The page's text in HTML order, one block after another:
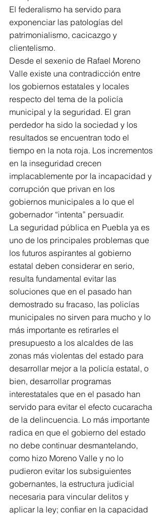
El federalismo ha servido para
exponenciar las patologías del
patrimonialismo, cacicazgo y
clientelismo.
Desde el sexenio de Rafael Moreno
Valle existe una contradicción entre
los gobiernos estatales y locales
respecto del tema de la policía
municipal y la seguridad. El gran
perdedor ha sido la sociedad y los
resultados se encuentran todo el
tiempo en la nota roja. Los incrementos
en la inseguridad crecen
implacablemente por la incapacidad y
corrupción que privan en los
gobiernos municipales a lo que el
gobernador “intenta” persuadir.
La seguridad pública en Puebla ya es
uno de los principales problemas que
los futuros aspirantes al gobierno
estatal deben considerar en serio,
resulta fundamental evitar las
soluciones que en el pasado han
demostrado su fracaso, las policías
municipales no sirven para mucho y lo
más importante es retirarles el
presupuesto a los alcaldes de las
zonas más violentas del estado para
desarrollar mejor a la policía estatal, o
bien, desarrollar programas
interestatales que en el pasado han
servido para evitar el efecto cucaracha
de la delincuencia. Lo más importante
radica en que el gobierno del estado
no debe continuar desmantelando,
como hizo Moreno Valle y no lo
pudieron evitar los subsiguientes
gobernantes, la estructura judicial
necesaria para vincular delitos y
aplicar la ley; confiar en la capacidad